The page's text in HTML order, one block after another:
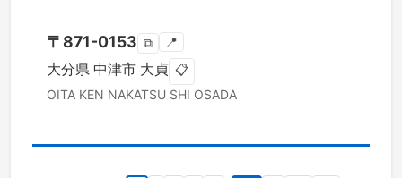
〒 871-0153 ⧉ 📍
大分県 中津市 大貞 📋
OITA KEN NAKATSU SHI OSADA